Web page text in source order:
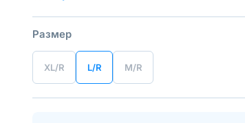
Размер
XL/R L/R M/R